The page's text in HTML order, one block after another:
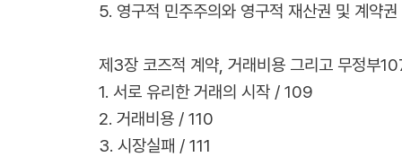
5. 영구적 민주주의와 영구적 재산권 및 계약
제3장 코즈적 계약, 거래비용 그리고 무정부
1. 서로 유리한 거래의 시작 / 109
2. 거래비용 / 110
3. 시장실패 / 111